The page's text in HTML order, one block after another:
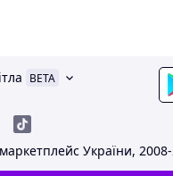
BETA
України,